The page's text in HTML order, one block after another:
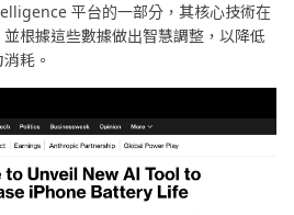
平台的一部分，其核心技術在
根據這些數據做出智慧調整，以降低
耗。